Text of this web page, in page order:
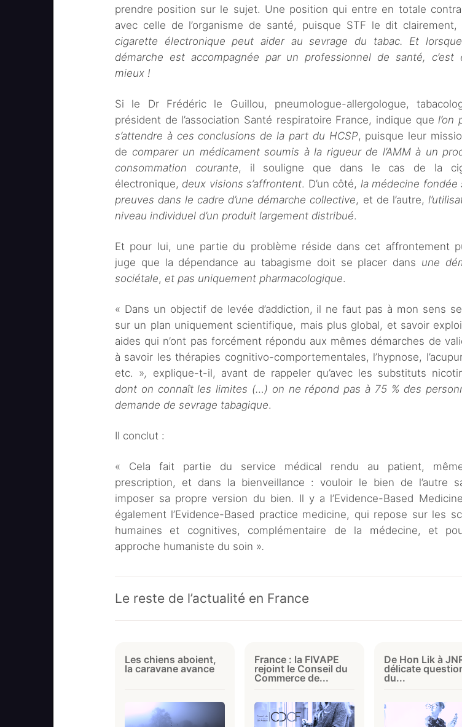
prendre position sur le sujet. Une position qui entre en totale
avec celle de l’organisme de santé, puisque STF le dit clairement,
cigarette électronique peut aider au sevrage du tabac. Et
démarche est accompagnée par un professionnel de santé, c’est
mieux !
Si le Dr Frédéric le Guillou, pneumologue-allergologue,
président de l’association Santé respiratoire France, indique quel’on
s’attendre à ces conclusions de la part du HCSP, puisque leur
de comparer un médicament soumis à la rigueur de l’AMM à un
consommation courante, il souligne que dans le cas de la
électronique, deux visions s’affrontent. D’un côté, la médecine fondée
preuves dans le cadre d’une démarche collective, et de l’autre,
niveau individuel d’un produit largement distribué.
Et pour lui, une partie du problème réside dans cet affrontement
juge que la dépendance au tabagisme doit se placer dans une
sociétale, et pas uniquement pharmacologique.
« Dans un objectif de levée d’addiction, il ne faut pas à mon sens
sur un plan uniquement scientifique, mais plus global, et savoir
aides qui n’ont pas forcément répondu aux mêmes démarches de
à savoir les thérapies cognitivo-comportementales, l’hypnose,
etc. », explique-t-il, avant de rappeler qu’avec les substituts
dont on connaît les limites (…) on ne répond pas à 75 % des
demande de sevrage tabagique.
Il conclut :
« Cela fait partie du service médical rendu au patient,
prescription, et dans la bienveillance : vouloir le bien de l’autre
imposer sa propre version du bien. Il y a l’Evidence-Based
également l’Evidence-Based practice medicine, qui repose sur les
humaines et cognitives, complémentaire de la médecine, et
approche humaniste du soin ».
Le reste de l’actualité en France
Les chiens aboient,
la caravane avance
France : la FIVAPE
rejoint le Conseil du
Commerce de...
De Hon Lik à
délicate
du...